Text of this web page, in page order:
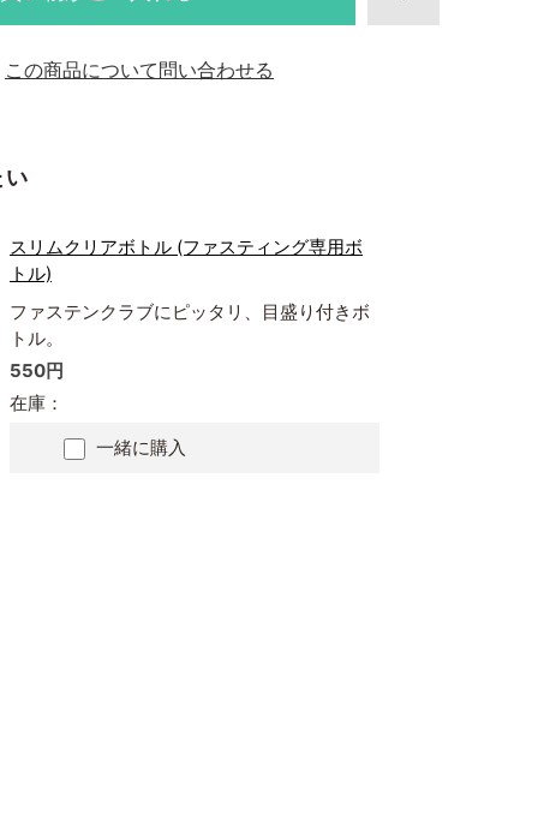
スリムクリアボトル (ファスティング専用ボ
トル)
ファステンクラブにピッタリ、目盛り付きボ
トル。
550円
在庫：
一緒に購入
この商品について問い合わせる